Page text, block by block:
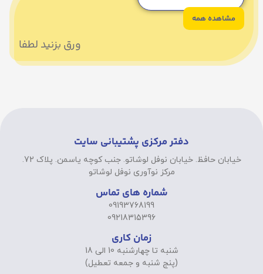
مشاهده همه
ورق بزنید لطفا
دفتر مرکزی پشتیبانی سایت
خیابان حافظ. خیابان نوفل لوشاتو. جنب کوچه یاسمن. پلاک 72.
مرکز نوآوری نوفل لوشاتو
شماره های تماس
09193768199
09218315396
زمان کاری
شنبه تا چهارشنبه 10 الی 18
(پنج شنبه و جمعه تعطیل)